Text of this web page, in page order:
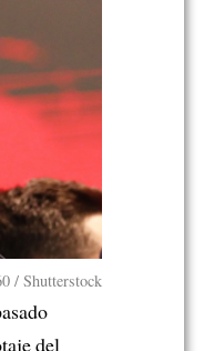
/ Shutterstock
del